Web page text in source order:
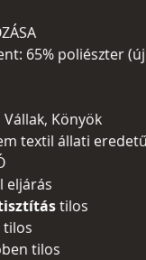
65% poliészter
Vállak, Könyök
textil állati
eljárás
tilos
tilos
tilos